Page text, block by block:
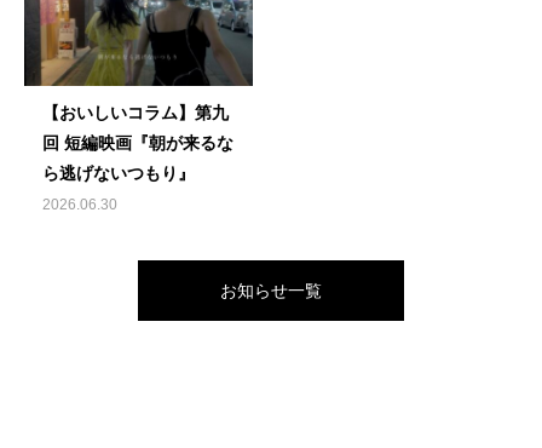
【おいしいコラム】第九
回 短編映画『朝が来るな
ら逃げないつもり』
2026.06.30
お知らせ一覧